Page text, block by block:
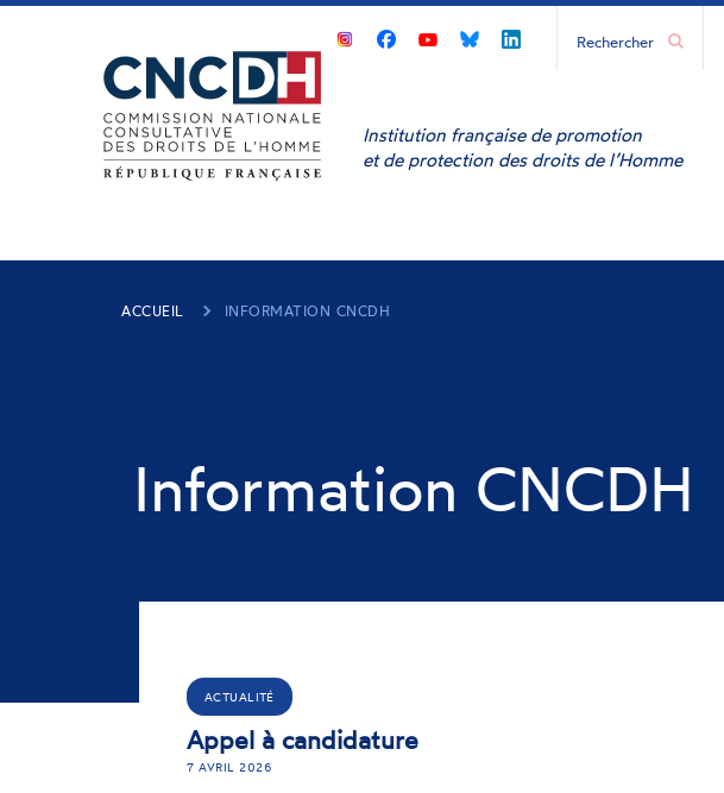
Panneau de gestion des cookies
CNCDHCNCDHCNCDHCNCDH
Institution française de promotion
et de protection des droits de l’Homme
ACCUEIL INFORMATION CNCDH
Information CNCDH
ACTUALITÉ
Appel à candidature
7 AVRIL 2026